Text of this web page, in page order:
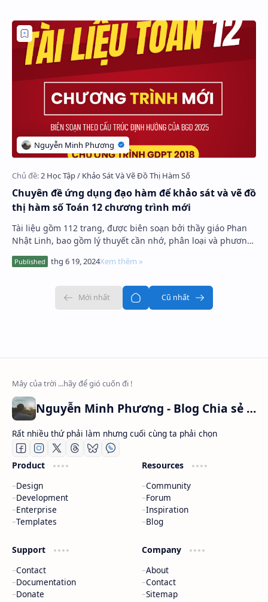
Chuyên đề ứng dụng đạo hàm để khảo sát và vẽ đồ
thị hàm số Toán 12 chương trình mới
Tài liệu gồm 112 trang, được biên soạn bởi thầy giáo Phan
Nhật Linh, bao gồm lý thuyết cần nhớ, phân loại và phương
Nguyễn Minh Phương - Blog Chia sẻ Kiến thức Chứng khoán & Tài liệu Toán học
Rất nhiều thứ phải làm nhưng cuối cùng ta phải chọn
Product
Design
Development
Enterprise
Templates
Resources
Community
Forum
Inspiration
Blog
Support
Contact
Documentation
Donate
Company
About
Contact
Sitemap